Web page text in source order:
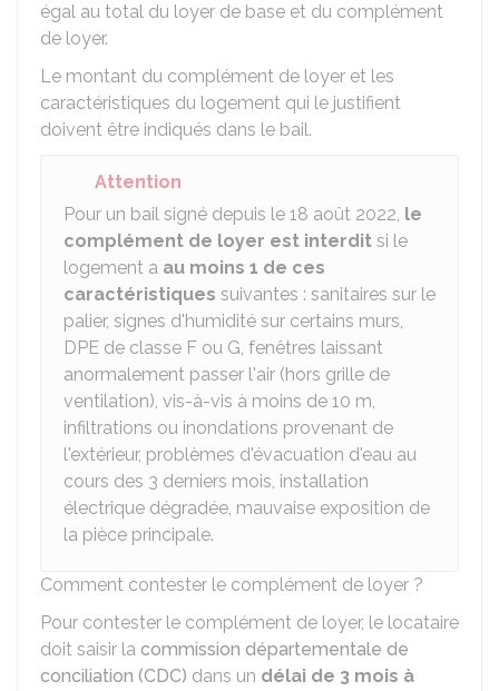
égal au total du loyer de base et du complément
de loyer.
Le montant du complément de loyer et les
caractéristiques du logement qui le justifient
doivent être indiqués dans le bail.
Attention
Pour un bail signé depuis le 18 août 2022, le
complément de loyer est interdit si le
logement a au moins 1 de ces
caractéristiques suivantes : sanitaires sur le
palier, signes d'humidité sur certains murs,
DPE de classe F ou G, fenêtres laissant
anormalement passer l'air (hors grille de
ventilation), vis-à-vis à moins de 10 m,
infiltrations ou inondations provenant de
l'extérieur, problèmes d'évacuation d'eau au
cours des 3 derniers mois, installation
électrique dégradée, mauvaise exposition de
la pièce principale.
Comment contester le complément de loyer ?
Pour contester le complément de loyer, le locataire
doit saisir la commission départementale de
conciliation (CDC) dans un délai de 3 mois à